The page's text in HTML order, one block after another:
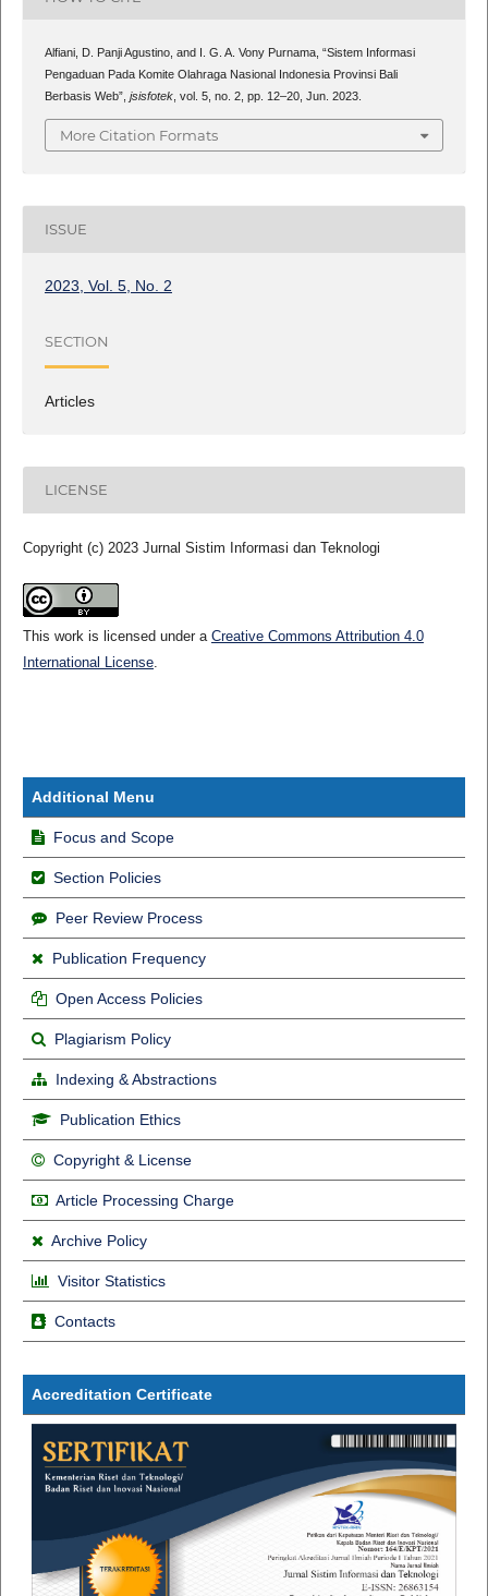
Alfiani, D. Panji Agustino, and I. G. A. Vony Purnama, “Sistem Informasi
Pengaduan Pada Komite Olahraga Nasional Indonesia Provinsi Bali
Berbasis Web”, jsisfotek, vol. 5, no. 2, pp. 12–20, Jun. 2023.
More Citation Formats
ISSUE
2023, Vol. 5, No. 2
SECTION
Articles
LICENSE
Copyright (c) 2023 Jurnal Sistim Informasi dan Teknologi
This work is licensed under a Creative Commons Attribution 4.0
International License.
Additional Menu
Focus and Scope
Section Policies
Peer Review Process
Publication Frequency
Open Access Policies
Plagiarism Policy
Indexing & Abstractions
Publication Ethics
Copyright & License
Article Processing Charge
Archive Policy
Visitor Statistics
Contacts
Accreditation Certificate